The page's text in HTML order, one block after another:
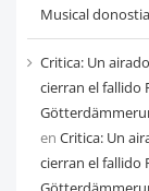
Musical
Critica: Un
cierran el fallido
en Critica: Un
cierran el fallido